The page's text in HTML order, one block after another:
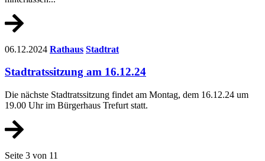
06.12.2024 Rathaus Stadtrat
Stadtratssitzung am 16.12.24
Die nächste Stadtratssitzung findet am Montag, dem 16.12.24 um
19.00 Uhr im Bürgerhaus Trefurt statt.
Seite 3 von 11